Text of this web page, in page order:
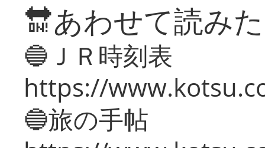
🔛あわせて読み
🔵ＪＲ時刻表
https://
🔵旅の手帖